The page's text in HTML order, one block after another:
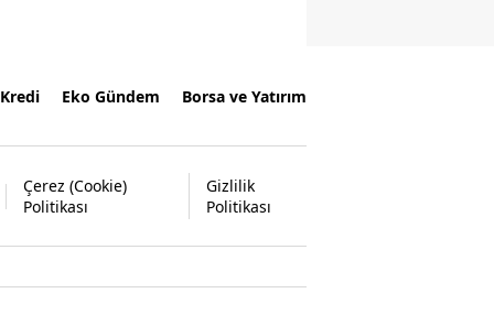
Kredi Eko Gündem Borsa ve Yatırım
Çerez (Cookie)
Politikası
Gizlilik
Politikası